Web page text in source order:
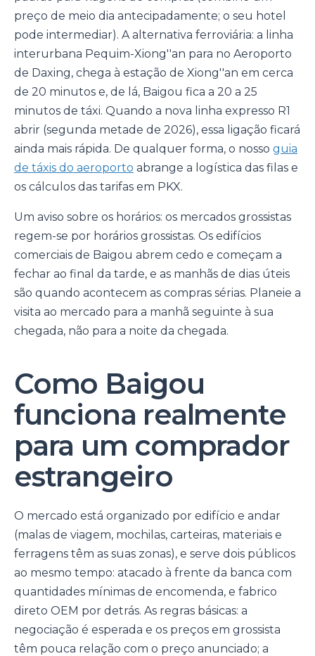
preço de meio dia antecipadamente; o seu hotel
pode intermediar). A alternativa ferroviária: a linha
interurbana Pequim-Xiong''an para no Aeroporto
de Daxing, chega à estação de Xiong''an em cerca
de 20 minutos e, de lá, Baigou fica a 20 a 25
minutos de táxi. Quando a nova linha expresso R1
abrir (segunda metade de 2026), essa ligação ficará
ainda mais rápida. De qualquer forma, o nosso guia
de táxis do aeroporto abrange a logística das filas e
os cálculos das tarifas em PKX.
Um aviso sobre os horários: os mercados grossistas
regem-se por horários grossistas. Os edifícios
comerciais de Baigou abrem cedo e começam a
fechar ao final da tarde, e as manhãs de dias úteis
são quando acontecem as compras sérias. Planeie a
visita ao mercado para a manhã seguinte à sua
chegada, não para a noite da chegada.
Como Baigou
funciona realmente
para um comprador
estrangeiro
O mercado está organizado por edifício e andar
(malas de viagem, mochilas, carteiras, materiais e
ferragens têm as suas zonas), e serve dois públicos
ao mesmo tempo: atacado à frente da banca com
quantidades mínimas de encomenda, e fabrico
direto OEM por detrás. As regras básicas: a
negociação é esperada e os preços em grossista
têm pouca relação com o preço anunciado; a